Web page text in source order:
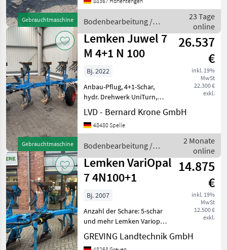
Gebrauchtmaschine
L 90 Vorführpflug von 2023
Überlastsicherun
Bodenbearbeitung /
Lemken
23 Tage
online
Gebrauchtmaschine
Lemken Juwel 7
M 4+1 N 100
26.537
€
inkl. 19%
MwSt
22.300 €
exkl.
Bj. 2022
Anbau-Pflug, 4+1-Schar,
hydr. Drehwerk UniTurn,
dw. Drehzylinder, Rahmen:
120 x 120 x 10 mm 80 cm
Rahmenhöhe, 100 cm
Einstellcenter Optiquick,
Abstell
LVD - Bernard Krone GmbH
48480 Spelle
Bodenbearbeitung /
Lemken
2 Monate
online
Lemken VariOpal
7 4N100+1
14.875
€
inkl. 19%
MwSt
12.500 €
exkl.
Bj. 2007
Anzahl der Schare: 5-schar
und mehr Lemken Variopal
7 4+1N100 -Baujahr 2007 -
W52 Körper mit doppelter
GREVING Landtechnik GmbH